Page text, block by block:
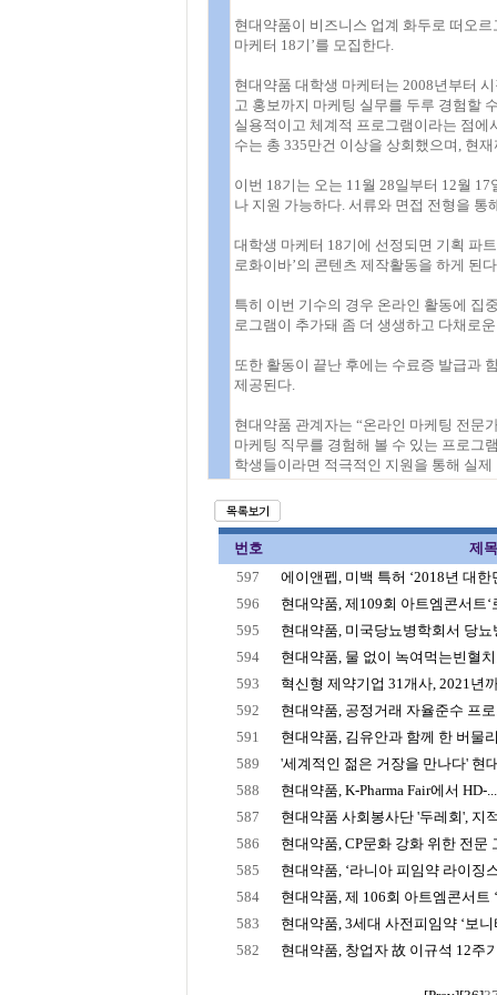
현대약품이 비즈니스 업계 화두로 떠오
마케터 18기’를 모집한다.
현대약품 대학생 마케터는 2008년부터
고 홍보까지 마케팅 실무를 두루 경험할
실용적이고 체계적 프로그램이라는 점에
수는 총 335만건 이상을 상회했으며, 현
이번 18기는 오는 11월 28일부터 12월
나 지원 가능하다. 서류와 면접 전형을 통
대학생 마케터 18기에 선정되면 기획 파
로화이바’의 콘텐츠 제작활동을 하게 된
특히 이번 기수의 경우 온라인 활동에 집
로그램이 추가돼 좀 더 생생하고 다채로
또한 활동이 끝난 후에는 수료증 발급과
제공된다.
현대약품 관계자는 “온라인 마케팅 전문
마케팅 직무를 경험해 볼 수 있는 프로그
학생들이라면 적극적인 지원을 통해 실
번호
제목
597
에이앤펩, 미백 특허 ‘2018년 대한
596
현대약품, 제109회 아트엠콘서트‘
595
현대약품, 미국당뇨병학회서 당뇨
594
현대약품, 물 없이 녹여먹는빈혈
593
혁신형 제약기업 31개사, 2021년
592
현대약품, 공정거래 자율준수 프
591
현대약품, 김유안과 함께 한 버물
589
'세계적인 젊은 거장을 만나다' 현
588
현대약품, K-Pharma Fair에서 HD-...
587
현대약품 사회봉사단 '두레회', 지
586
현대약품, CP문화 강화 위한 전문
585
현대약품, ‘라니아 피임약 라이징
584
현대약품, 제 106회 아트엠콘서트
583
현대약품, 3세대 사전피임약 ‘보니
582
현대약품, 창업자 故 이규석 12주